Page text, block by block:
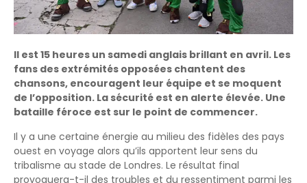
Il est 15 heures un samedi anglais brillant en avril. Les
fans des extrémités opposées chantent des
chansons, encouragent leur équipe et se moquent
de l’opposition. La sécurité est en alerte élevée. Une
bataille féroce est sur le point de commencer.
Il y a une certaine énergie au milieu des fidèles des pays
ouest en voyage alors qu’ils apportent leur sens du
tribalisme au stade de Londres. Le résultat final
provoquera-t-il des troubles et du ressentiment parmi les